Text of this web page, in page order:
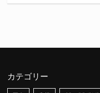
カテゴリー